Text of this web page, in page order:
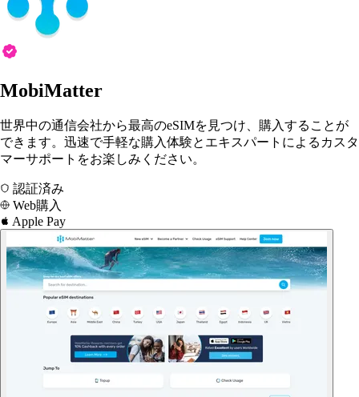
MobiMatter
世界中の通信会社から最高のeSIMを見つけ、購入することが
できます。迅速で手軽な購入体験とエキスパートによるカスタ
マーサポートをお楽しみください。
認証済み
Web購入
Apple Pay